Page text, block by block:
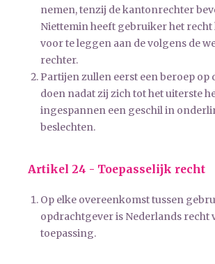
nemen, tenzij de kantonrechter
Niettemin heeft gebruiker het recht
voor te leggen aan de volgens de
rechter.
Partijen zullen eerst een beroep op
doen nadat zij zich tot het uiterste
ingespannen een geschil in
beslechten.
Artikel 24 - Toepasselijk recht
Op elke overeenkomst tussen
opdrachtgever is Nederlands recht
toepassing.